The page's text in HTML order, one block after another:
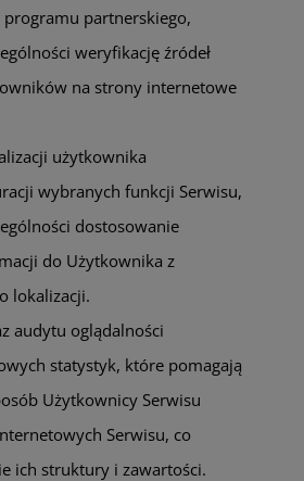
programu partnerskiego,
weryfikację źródeł
na strony internetowe
użytkownika
wybranych funkcji Serwisu,
dostosowanie
do Użytkownika z
lokalizacji.
audytu oglądalności
statystyk, które pomagają
Użytkownicy Serwisu
Serwisu, co
ich struktury i zawartości.